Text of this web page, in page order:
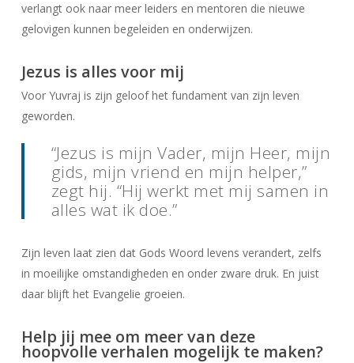
verlangt ook naar meer leiders en mentoren die nieuwe
gelovigen kunnen begeleiden en onderwijzen.
Jezus is alles voor mij
Voor Yuvraj is zijn geloof het fundament van zijn leven
geworden.
“Jezus is mijn Vader, mijn Heer, mijn
gids, mijn vriend en mijn helper,”
zegt hij. “Hij werkt met mij samen in
alles wat ik doe.”
Zijn leven laat zien dat Gods Woord levens verandert, zelfs
in moeilijke omstandigheden en onder zware druk. En juist
daar blijft het Evangelie groeien.
Help jij mee om meer van deze
hoopvolle verhalen mogelijk te maken?